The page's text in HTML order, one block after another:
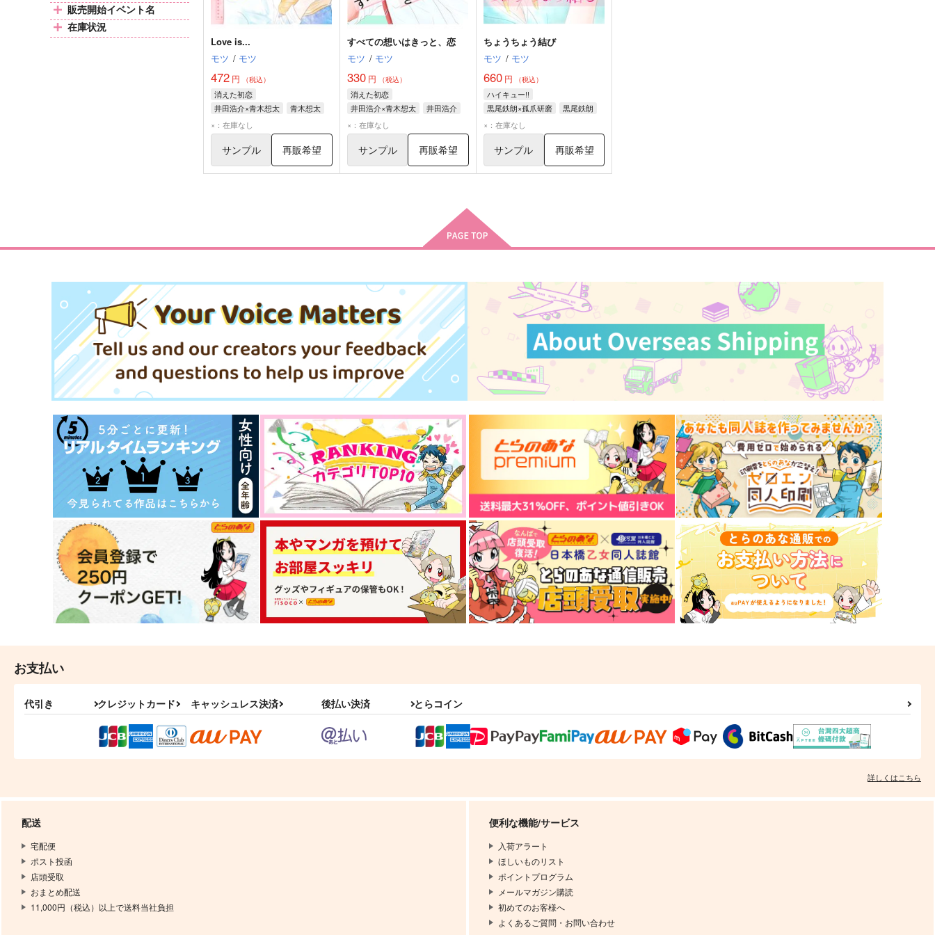
販売開始イベント名
在庫状況
Love is...
モツ / モツ
472 円 （税込）
消えた初恋
井田浩介×青木想太
青木想太
井田浩介
×：在庫なし
サンプル 再販希望
すべての想いはきっと、恋
モツ / モツ
330円 （税込）
消えた初恋
井田浩介×青木想太
井田浩介
青木想太
×：在庫なし
サンプル 再販希望
ちょうちょう結び
モツ / モツ
660円 （税込）
ハイキュー!!
黒尾鉄朗×孤爪研磨
黒尾鉄朗
孤爪研磨
×：在庫なし
サンプル 再販希望
お支払い
代引き クレジットカード キャッシュレス決済 後払い決済 とらコイン
詳しくはこちら
配送
宅配便
ポスト投函
店頭受取
おまとめ配送
11,000円（税込）以上で送料当社負担
便利な機能/サービス
入荷アラート
ほしいものリスト
ポイントプログラム
メールマガジン購読
初めてのお客様へ
よくあるご質問・お問い合わせ